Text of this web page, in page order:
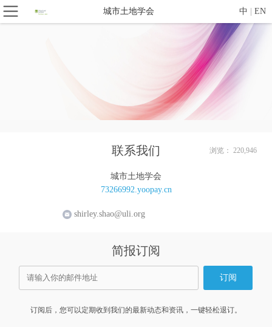
城市土地学会 中 EN
联系我们 浏览： 220,946
城市土地学会
73266992.yoopay.cn
shirley.shao@uli.org
简报订阅
订阅后，您可以定期收到我们的最新动态和资讯，一键轻松退订。